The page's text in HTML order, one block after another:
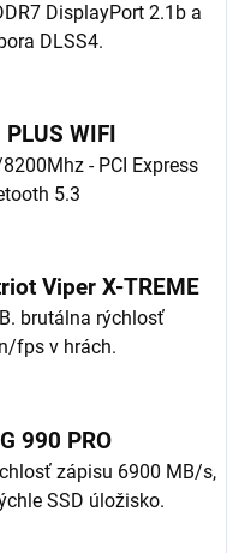
DisplayPort 2.1b a
DLSS4.
WIFI
- PCI Express
5.3
Viper X-TREME
brutálna rýchlosť
fps v hrách.
990 PRO
zápisu 6900 MB/s,
SSD úložisko.